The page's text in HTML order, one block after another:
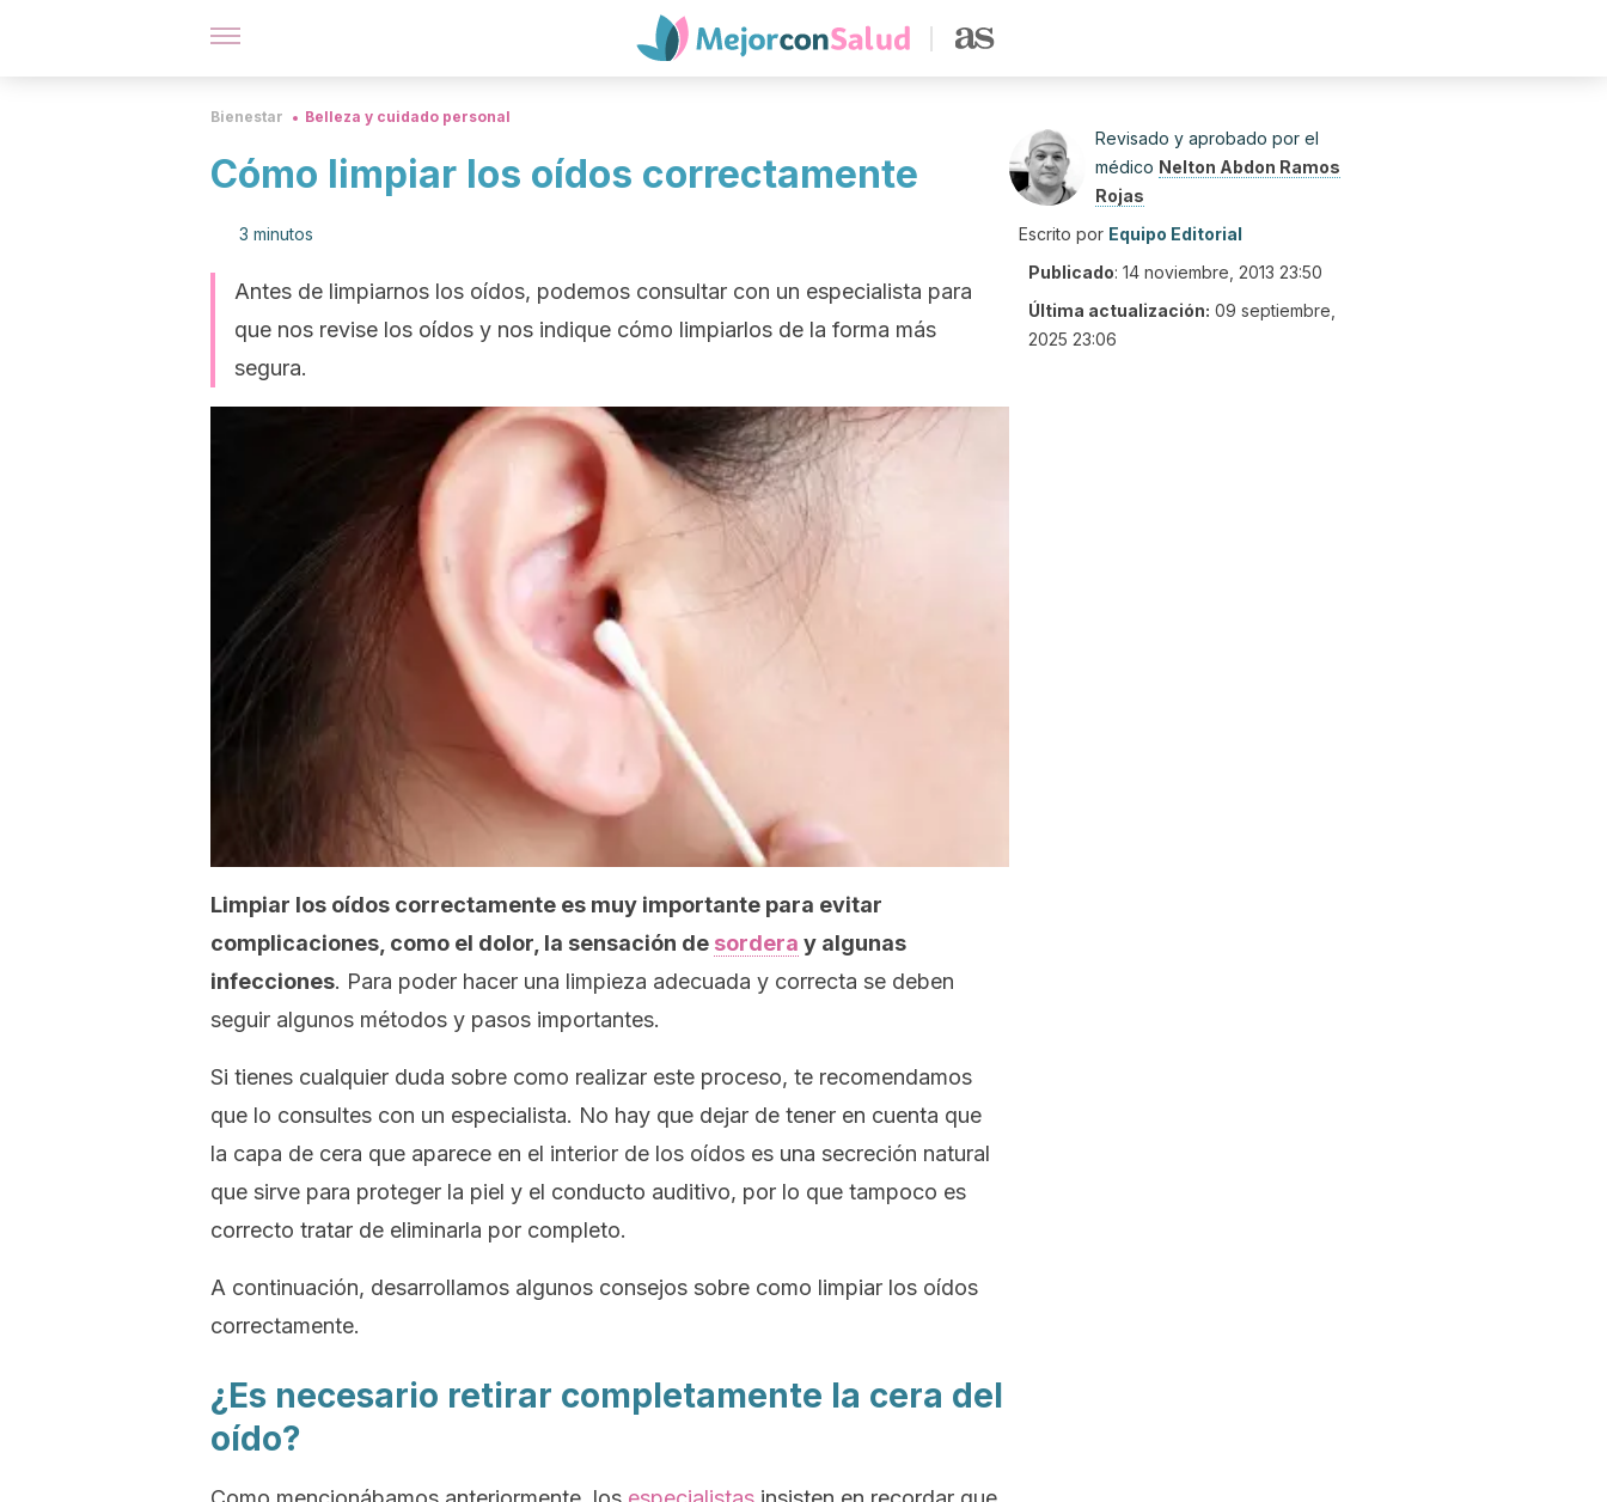
Bienestar Belleza y cuidado personal
Cómo limpiar los oídos correctamente
3 minutos
Antes de limpiarnos los oídos, podemos consultar con un especialista para
que nos revise los oídos y nos indique cómo limpiarlos de la forma más
segura.
Limpiar los oídos correctamente es muy importante para evitar
complicaciones, como el dolor, la sensación de sordera y algunas
infecciones. Para poder hacer una limpieza adecuada y correcta se deben
seguir algunos métodos y pasos importantes.
Si tienes cualquier duda sobre como realizar este proceso, te recomendamos
que lo consultes con un especialista. No hay que dejar de tener en cuenta que
la capa de cera que aparece en el interior de los oídos es una secreción natural
que sirve para proteger la piel y el conducto auditivo, por lo que tampoco es
correcto tratar de eliminarla por completo.
A continuación, desarrollamos algunos consejos sobre como limpiar los oídos
correctamente.
¿Es necesario retirar completamente la cera del
oído?
Revisado y aprobado por el
médico Nelton Abdon Ramos
Rojas
Escrito por Equipo Editorial
Publicado: 14 noviembre, 2013 23:50
Última actualización: 09 septiembre,
2025 23:06